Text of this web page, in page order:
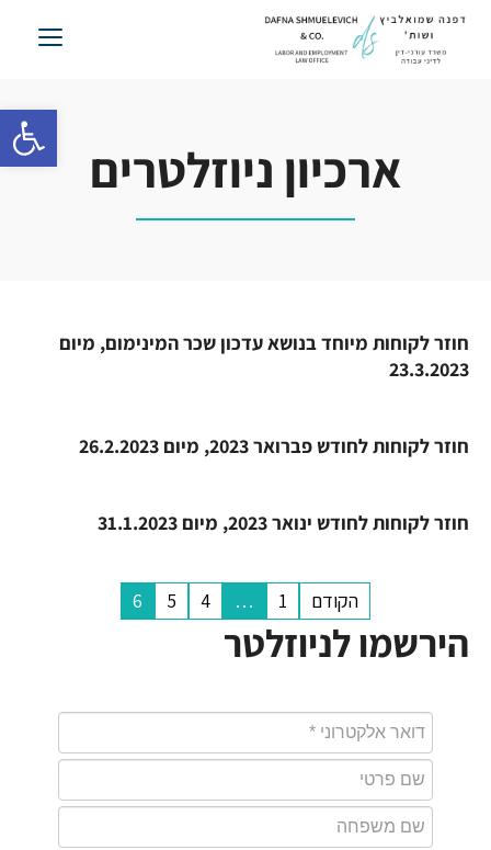
פתח
דלג
ארכיון ניוזלטרים
חוזר לקוחות מיוחד בנושא עדכון שכר המינימום, מיום
23.3.2023
חוזר לקוחות לחודש פברואר 2023, מיום 26.2.2023
חוזר לקוחות לחודש ינואר 2023, מיום 31.1.2023
הקודם 1
…
4
5
6
הירשמו לניוזלטר